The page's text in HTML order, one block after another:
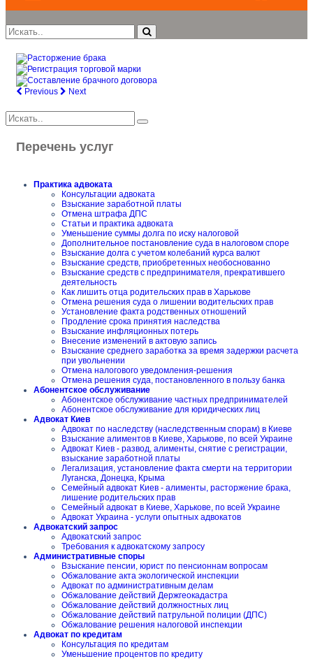
Previous Next
Перечень услуг
Практика адвоката
Консультации адвоката
Взыскание заработной платы
Отмена штрафа ДПС
Статьи и практика адвоката
Уменьшение суммы долга по иску налоговой
Дополнительное постановление суда в налоговом споре
Взыскание долга с учетом колебаний курса валют
Взыскание средств, приобретенных необоснованно
Взыскание средств с предпринимателя, прекратившего
деятельность
Как лишить отца родительских прав в Харькове
Отмена решения суда о лишении водительских прав
Установление факта родственных отношений
Продление срока принятия наследства
Взыскание инфляционных потерь
Внесение изменений в актовую запись
Взыскание среднего заработка за время задержки расчета
при увольнении
Отмена налогового уведомления-решения
Отмена решения суда, постановленного в пользу банка
Абонентское обслуживание
Абонентское обслуживание частных предпринимателей
Абонентское обслуживание для юридических лиц
Адвокат Киев
Адвокат по наследству (наследственным спорам) в Киеве
Взыскание алиментов в Киеве, Харькове, по всей Украине
Адвокат Киев - развод, алименты, снятие с регистрации,
взыскание заработной платы
Легализация, установление факта смерти на территории
Луганска, Донецка, Крыма
Семейный адвокат Киев - алименты, расторжение брака,
лишение родительских прав
Семейный адвокат в Киеве, Харькове, по всей Украине
Адвокат Украина - услуги опытных адвокатов
Адвокатский запрос
Адвокатский запрос
Требования к адвокатскому запросу
Административные споры
Взыскание пенсии, юрист по пенсионнам вопросам
Обжалование акта экологической инспекции
Адвокат по административным делам
Обжалование действий Держгеокадастра
Обжалование действий должностных лиц
Обжалование действий патрульной полиции (ДПС)
Обжалование решения налоговой инспекции
Адвокат по кредитам
Консультация по кредитам
Уменьшение процентов по кредиту